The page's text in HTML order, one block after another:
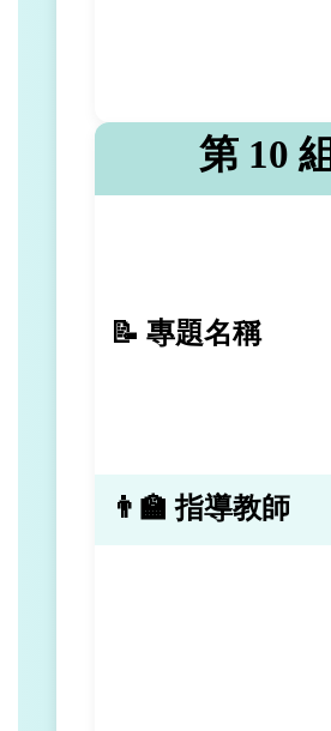
第 10 組
📝 專題名稱
👨‍🏫 指導教師